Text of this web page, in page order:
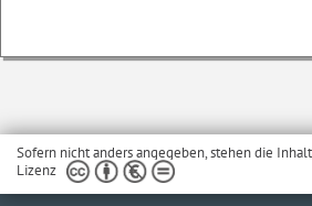
Sofern nicht anders angegeben, stehen die
Lizenz